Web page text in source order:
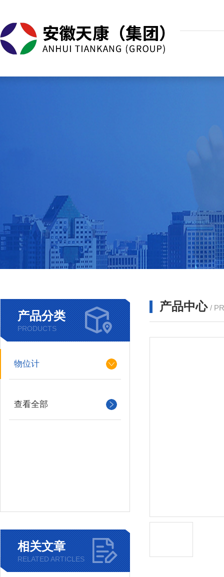
产品分类
PRODUCTS
物位计
查看全部
相关文章
RELATED ARTICLES
产品中心 /